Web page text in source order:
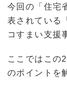
今回の「住宅
表されている
コすまい支援
ここではこの
のポイントを